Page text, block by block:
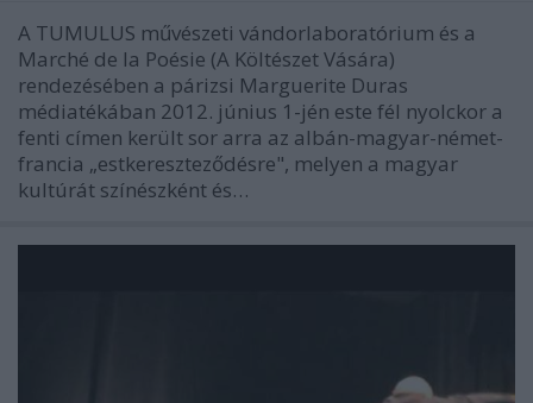
A TUMULUS művészeti vándorlaboratórium és a
Marché de la Poésie (A Költészet Vására)
rendezésében a párizsi Marguerite Duras
médiatékában 2012. június 1-jén este fél nyolckor a
fenti címen került sor arra az albán-magyar-német-
francia „estkereszteződésre", melyen a magyar
kultúrát színészként és…